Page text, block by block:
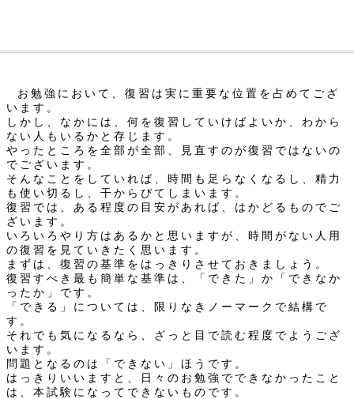
お勉強において、復習は実に重要な位置を占めてござ
います。
しかし、なかには、何を復習していけばよいか、わから
ない人もいるかと存じます。
やったところを全部が全部、見直すのが復習ではないの
でございます。
そんなことをしていれば、時間も足らなくなるし、精力
も使い切るし、干からびてしまいます。
復習では、ある程度の目安があれば、はかどるものでご
ざいます。
いろいろやり方はあるかと思いますが、時間がない人用
の復習を見ていきたく思います。
まずは、復習の基準をはっきりさせておきましょう。
復習すべき最も簡単な基準は、「できた」か「できなか
ったか」です。
「できる」については、限りなきノーマークで結構で
す。
それでも気になるなら、ざっと目で読む程度でようござ
います。
問題となるのは「できない」ほうです。
はっきりいいますと、日々のお勉強でできなかったこと
は、本試験になってできないものです。